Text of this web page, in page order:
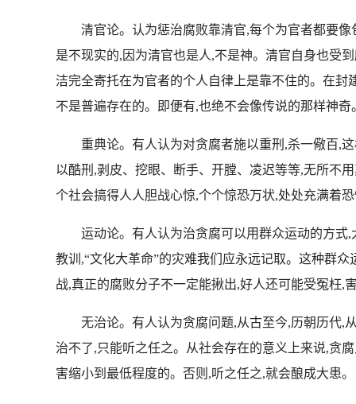
清官论。认为惩治腐败靠清官,每个为官者都要像
是不现实的,因为清官也是人,不是神。清官自身也受
洁完全寄托在为官者的个人自律上是靠不住的。在
不是普遍存在的。即便有,也绝不会像传说的那样神
重典论。有人认为对贪腐者施以重刑,杀一儆百,这
以酷刑,剥皮、挖眼、断手、开膛、凌迟等等,无所不
个社会搞得人人胆战心惊,个个惊恐万状,处处充满着
运动论。有人认为治贪腐可以用群众运动的方式,
教训,“文化大革命”的灾难我们应永远记取。这种群
战,真正的腐败分子不一定能揪出,好人还可能受冤枉
无治论。有人认为贪腐问题,从古至今,历朝历代,从
治不了,只能听之任之。从社会存在的意义上来说,贪
害缩小到最低程度的。否则,听之任之,就会酿成大